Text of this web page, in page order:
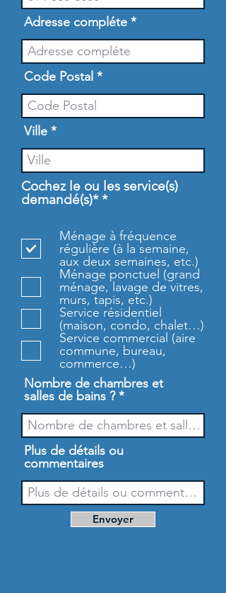
Adresse compléte
Code Postal
Ville
Cochez le ou les service(s)
demandé(s)* *O
g
a
t
o
i
r
e
Ménage à fréquence
régulière (à la semaine,
aux deux semaines, etc.)
Ménage ponctuel (grand
ménage, lavage de vitres,
murs, tapis, etc.)
Service résidentiel
(maison, condo, chalet…)
Service commercial (aire
commune, bureau,
commerce…)
Nombre de chambres et
salles de bains ?
Plus de détails ou
commentaires
Envoyer